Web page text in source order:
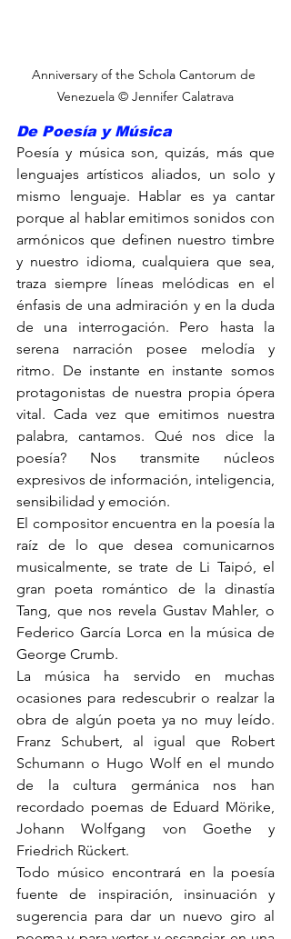
Anniversary of the Schola Cantorum de
Venezuela © Jennifer Calatrava
De Poesía y Música
Poesía y música son, quizás, más que
lenguajes artísticos aliados, un solo y
mismo lenguaje. Hablar es ya cantar
porque al hablar emitimos sonidos con
armónicos que definen nuestro timbre
y nuestro idioma, cualquiera que sea,
traza siempre líneas melódicas en el
énfasis de una admiración y en la duda
de una interrogación. Pero hasta la
serena narración posee melodía y
ritmo. De instante en instante somos
protagonistas de nuestra propia ópera
vital. Cada vez que emitimos nuestra
palabra, cantamos. Qué nos dice la
poesía? Nos transmite núcleos
expresivos de información, inteligencia,
sensibilidad y emoción.
El compositor encuentra en la poesía la
raíz de lo que desea comunicarnos
musicalmente, se trate de Li Taipó, el
gran poeta romántico de la dinastía
Tang, que nos revela Gustav Mahler, o
Federico García Lorca en la música de
George Crumb.
La música ha servido en muchas
ocasiones para redescubrir o realzar la
obra de algún poeta ya no muy leído.
Franz Schubert, al igual que Robert
Schumann o Hugo Wolf en el mundo
de la cultura germánica nos han
recordado poemas de Eduard Mörike,
Johann Wolfgang von Goethe y
Friedrich Rückert.
Todo músico encontrará en la poesía
fuente de inspiración, insinuación y
sugerencia para dar un nuevo giro al